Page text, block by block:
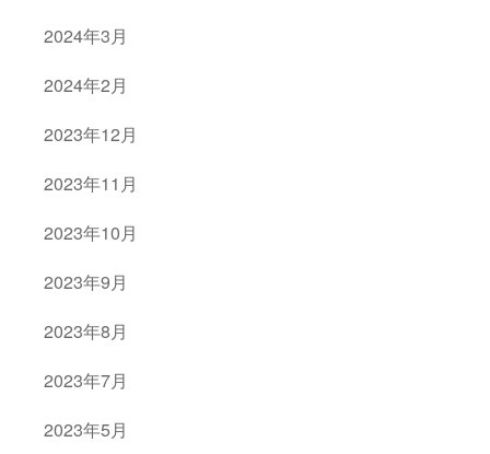
2024年3月
2024年2月
2023年12月
2023年11月
2023年10月
2023年9月
2023年8月
2023年7月
2023年5月